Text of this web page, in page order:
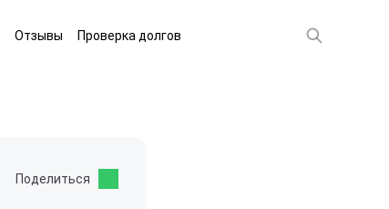
Отзывы Проверка долгов
Поделиться